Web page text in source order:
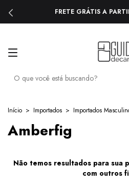
FRETE GRÁTIS A
Início > Importados > Importados
Amberfig
Não temos resultados para sua
com outros